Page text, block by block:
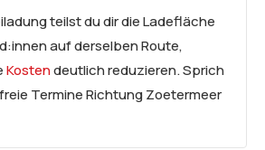
teilst du dir die Ladefläche
auf derselben Route,
Kostendeutlich reduzieren. Sprich
Termine Richtung Zoetermeer